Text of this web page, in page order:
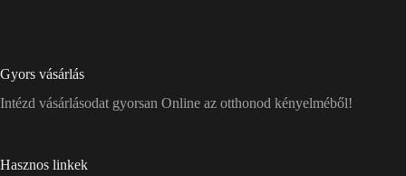
Gyors vásárlás
Intézd vásárlásodat gyorsan Online az otthonod kényelméből!
Hasznos linkek